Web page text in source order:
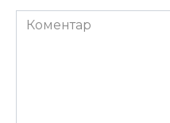
Коментар